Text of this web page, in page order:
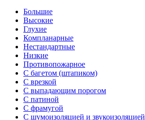
Большие
Высокие
Глухие
Компланарные
Нестандартные
Низкие
Противопожарное
С багетом (штапиком)
С врезкой
С выпадающим порогом
С патиной
С фрамугой
С шумоизоляцией и звукоизоляцией